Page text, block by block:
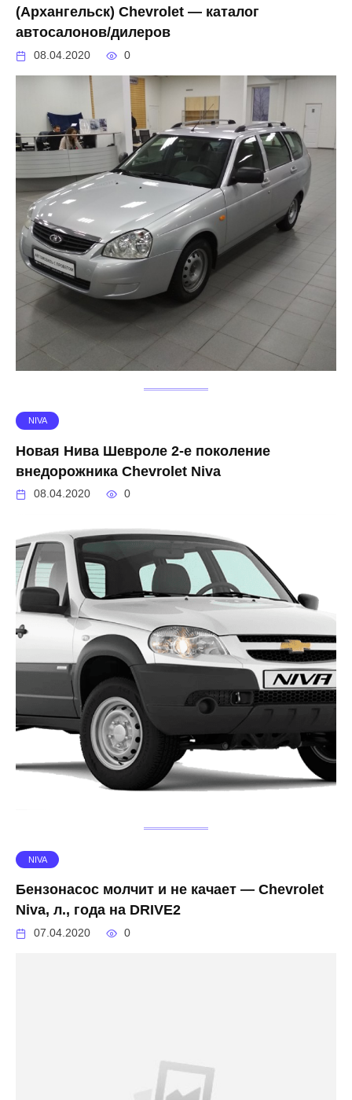
(Архангельск) Chevrolet — каталог
автосалонов/дилеров
08.04.2020 0
NIVA
Новая Нива Шевроле 2-е поколение
внедорожника Chevrolet Niva
08.04.2020 0
NIVA
Бензонасос молчит и не качает — Chevrolet
Niva, л., года на DRIVE2
07.04.2020 0